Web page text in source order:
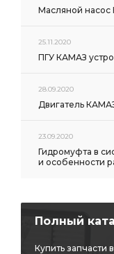
Масляной
25.11.2020
ПГУ КАМАЗ
28.09.2020
Двигатель
23.09.2020
Гидромуфта в
и особенности
Полный
Купить